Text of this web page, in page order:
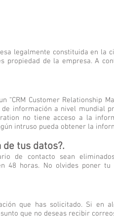
legalmente constituida en
propiedad de la empresa. A
Customer Relationship
información a nivel mundial
no tiene acceso a la
intruso pueda obtener la
tus datos?.
de contacto sean
48 horas. No olvides poner
que has solicitado. Si en
que no deseas recibir